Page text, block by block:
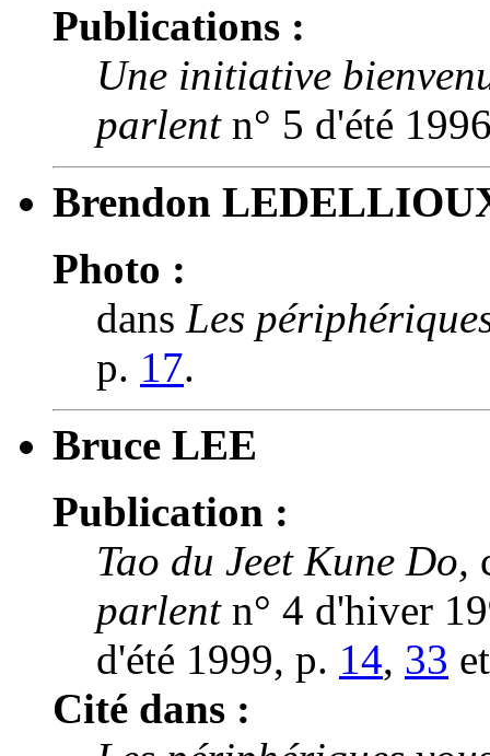
Publications :
Une initiative
parlentn° 5 d'été
Brendon
Photo :
dans Les
p. 17.
Bruce LEE
Publication :
Tao du Jeet Kune Do,
parlentn° 4 d'hiver
d'été 1999, p. 14, 33
Cité dans :